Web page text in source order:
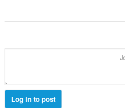
Log in to post